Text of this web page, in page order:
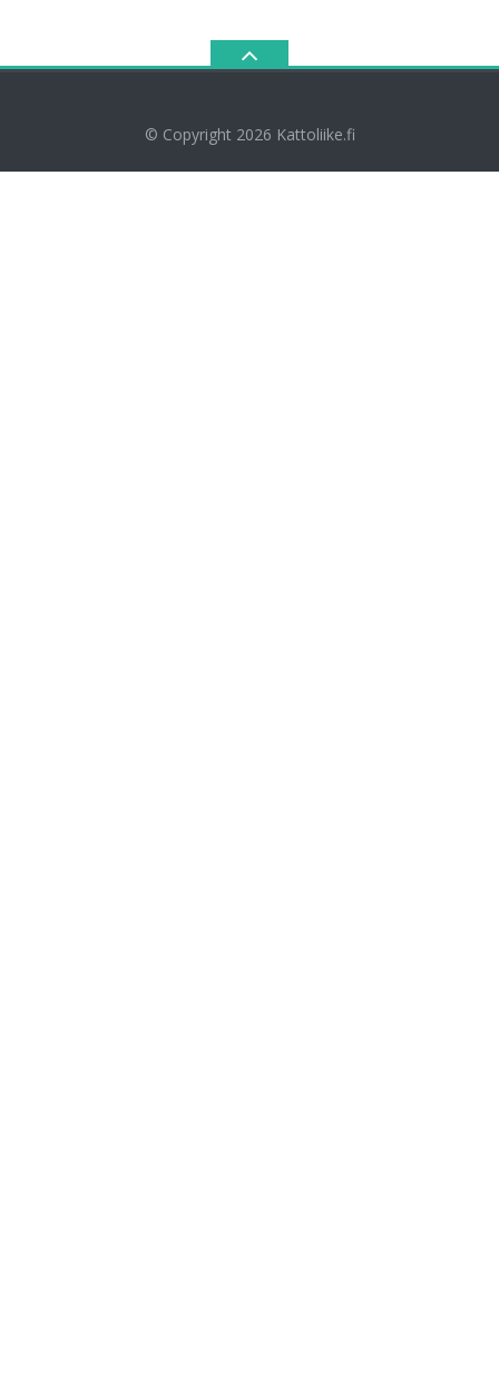
© Copyright 2026 Kattoliike.fi